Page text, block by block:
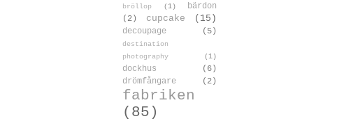
bröllop (1)
bärdon
(2)
cupcake (15)
decoupage (5)
destination
photography
(1)
dockhus
(6)
drömfångare
(2)
fabriken
(85)